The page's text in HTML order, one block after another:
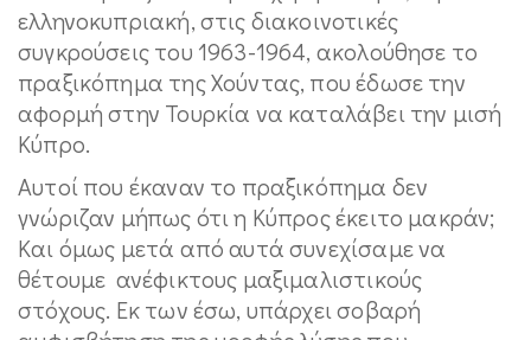
ελληνοκυπριακή, στις διακοινοτικές
συγκρούσεις του 1963-1964, ακολούθησε το
πραξικόπημα της Χούντας, που έδωσε την
αφορμή στην Τουρκία να καταλάβει την μισή
Κύπρο.
Αυτοί που έκαναν το πραξικόπημα δεν
γνώριζαν μήπως ότι η Κύπρος έκειτο μακράν;
Και όμως μετά από αυτά συνεχίσαμε να
θέτουμε ανέφικτους μαξιμαλιστικούς
στόχους. Εκ των έσω, υπάρχει σοβαρή